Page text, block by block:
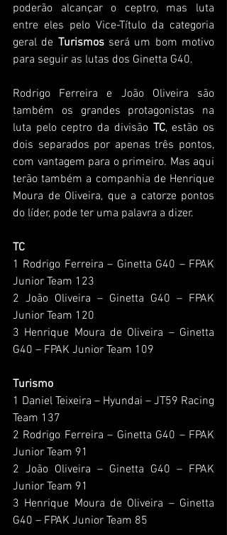
poderão alcançar o ceptro, mas luta
entre eles pelo Vice-Título da categoria
geral de Turismos será um bom motivo
para seguir as lutas dos Ginetta G40.
Rodrigo Ferreira e João Oliveira são
também os grandes protagonistas na
luta pelo ceptro da divisão TC, estão os
dois separados por apenas três pontos,
com vantagem para o primeiro. Mas aqui
terão também a companhia de Henrique
Moura de Oliveira, que a catorze pontos
do líder, pode ter uma palavra a dizer.
TC
1 Rodrigo Ferreira – Ginetta G40 – FPAK
Junior Team 123
2 João Oliveira – Ginetta G40 – FPAK
Junior Team 120
3 Henrique Moura de Oliveira – Ginetta
G40 – FPAK Junior Team 109
Turismo
1 Daniel Teixeira – Hyundai – JT59 Racing
Team 137
2 Rodrigo Ferreira – Ginetta G40 – FPAK
Junior Team 91
2 João Oliveira – Ginetta G40 – FPAK
Junior Team 91
3 Henrique Moura de Oliveira – Ginetta
G40 – FPAK Junior Team 85